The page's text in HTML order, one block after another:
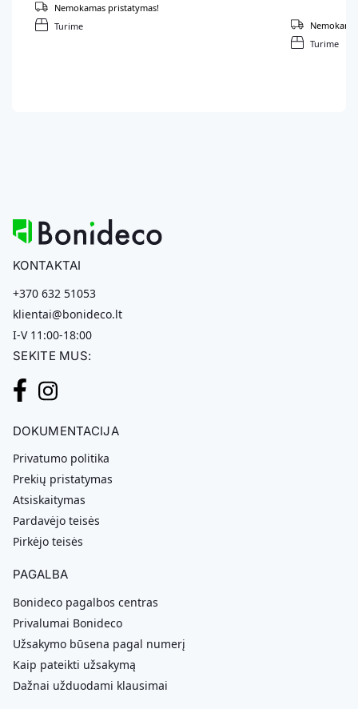
Turime
Nemokamas pristatymas!
Turime
KONTAKTAI
+370 632 51053
klientai@bonideco.lt
I-V 11:00-18:00
SEKITE MUS:
DOKUMENTACIJA
Privatumo politika
Prekių pristatymas
Atsiskaitymas
Pardavėjo teisės
Pirkėjo teisės
PAGALBA
Bonideco pagalbos centras
Privalumai Bonideco
Užsakymo būsena pagal numerį
Kaip pateikti užsakymą
Dažnai užduodami klausimai